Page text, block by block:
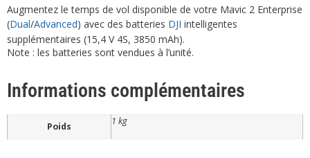
Augmentez le temps de vol disponible de votre Mavic 2 Enterprise
(Dual/Advanced) avec des batteries DJI intelligentes
supplémentaires (15,4 V 4S, 3850 mAh).
Note : les batteries sont vendues à l’unité.
Informations complémentaires
Poids 1 kg